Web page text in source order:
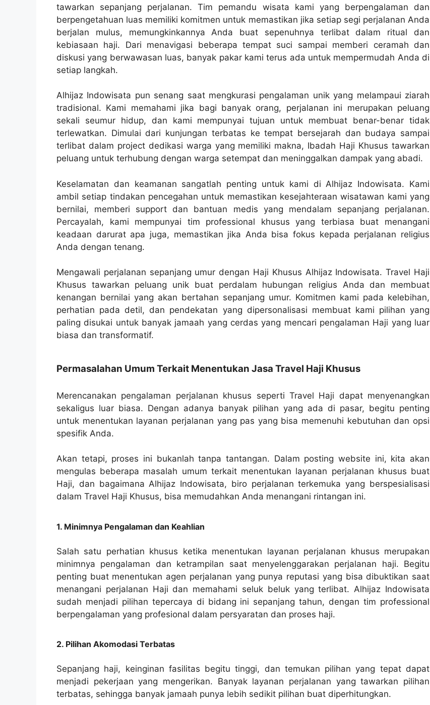
tawarkan sepanjang perjalanan. Tim pemandu wisata kami yang berpengalaman dan
berpengetahuan luas memiliki komitmen untuk memastikan jika setiap segi perjalanan Anda
berjalan mulus, memungkinkannya Anda buat sepenuhnya terlibat dalam ritual dan
kebiasaan haji. Dari menavigasi beberapa tempat suci sampai memberi ceramah dan
diskusi yang berwawasan luas, banyak pakar kami terus ada untuk mempermudah Anda di
setiap langkah.
Alhijaz Indowisata pun senang saat mengkurasi pengalaman unik yang melampaui ziarah
tradisional. Kami memahami jika bagi banyak orang, perjalanan ini merupakan peluang
sekali seumur hidup, dan kami mempunyai tujuan untuk membuat benar-benar tidak
terlewatkan. Dimulai dari kunjungan terbatas ke tempat bersejarah dan budaya sampai
terlibat dalam project dedikasi warga yang memiliki makna, Ibadah Haji Khusus tawarkan
peluang untuk terhubung dengan warga setempat dan meninggalkan dampak yang abadi.
Keselamatan dan keamanan sangatlah penting untuk kami di Alhijaz Indowisata. Kami
ambil setiap tindakan pencegahan untuk memastikan kesejahteraan wisatawan kami yang
bernilai, memberi support dan bantuan medis yang mendalam sepanjang perjalanan.
Percayalah, kami mempunyai tim professional khusus yang terbiasa buat menangani
keadaan darurat apa juga, memastikan jika Anda bisa fokus kepada perjalanan religius
Anda dengan tenang.
Mengawali perjalanan sepanjang umur dengan Haji Khusus Alhijaz Indowisata. Travel Haji
Khusus tawarkan peluang unik buat perdalam hubungan religius Anda dan membuat
kenangan bernilai yang akan bertahan sepanjang umur. Komitmen kami pada kelebihan,
perhatian pada detil, dan pendekatan yang dipersonalisasi membuat kami pilihan yang
paling disukai untuk banyak jamaah yang cerdas yang mencari pengalaman Haji yang luar
biasa dan transformatif.
Permasalahan Umum Terkait Menentukan Jasa Travel Haji Khusus
Merencanakan pengalaman perjalanan khusus seperti Travel Haji dapat menyenangkan
sekaligus luar biasa. Dengan adanya banyak pilihan yang ada di pasar, begitu penting
untuk menentukan layanan perjalanan yang pas yang bisa memenuhi kebutuhan dan opsi
spesifik Anda.
Akan tetapi, proses ini bukanlah tanpa tantangan. Dalam posting website ini, kita akan
mengulas beberapa masalah umum terkait menentukan layanan perjalanan khusus buat
Haji, dan bagaimana Alhijaz Indowisata, biro perjalanan terkemuka yang berspesialisasi
dalam Travel Haji Khusus, bisa memudahkan Anda menangani rintangan ini.
1. Minimnya Pengalaman dan Keahlian
Salah satu perhatian khusus ketika menentukan layanan perjalanan khusus merupakan
minimnya pengalaman dan ketrampilan saat menyelenggarakan perjalanan haji. Begitu
penting buat menentukan agen perjalanan yang punya reputasi yang bisa dibuktikan saat
menangani perjalanan Haji dan memahami seluk beluk yang terlibat. Alhijaz Indowisata
sudah menjadi pilihan tepercaya di bidang ini sepanjang tahun, dengan tim professional
berpengalaman yang profesional dalam persyaratan dan proses haji.
2. Pilihan Akomodasi Terbatas
Sepanjang haji, keinginan fasilitas begitu tinggi, dan temukan pilihan yang tepat dapat
menjadi pekerjaan yang mengerikan. Banyak layanan perjalanan yang tawarkan pilihan
terbatas, sehingga banyak jamaah punya lebih sedikit pilihan buat diperhitungkan.